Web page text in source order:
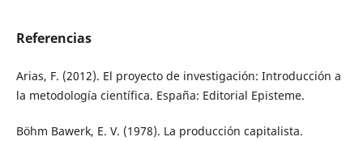
Referencias
Arias, F. (2012). El proyecto de investigación: Introducción a
la metodología científica. España: Editorial Episteme.
Böhm Bawerk, E. V. (1978). La producción capitalista.